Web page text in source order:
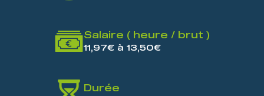
Salaire ( heure / brut )
11,97€ à 13,50€
Durée